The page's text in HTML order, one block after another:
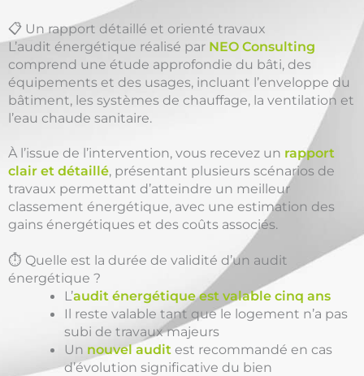
📋 Un rapport détaillé et orienté travaux
L’audit énergétique réalisé par NEO Consulting
comprend une étude approfondie du bâti, des
équipements et des usages, incluant l’enveloppe du
bâtiment, les systèmes de chauffage, la ventilation et
l’eau chaude sanitaire.
À l’issue de l’intervention, vous recevez un rapport
clair et détaillé, présentant plusieurs scénarios de
travaux permettant d’atteindre un meilleur
classement énergétique, avec une estimation des
gains énergétiques et des coûts associés.
⏱️ Quelle est la durée de validité d’un audit
énergétique ?
L’audit énergétique est valable cinq ans
Il reste valable tant que le logement n’a pas
subi de travaux majeurs
Un nouvel audit est recommandé en cas
d’évolution significative du bien